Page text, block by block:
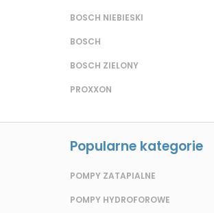
BOSCH NIEBIESKI
BOSCH
BOSCH ZIELONY
PROXXON
Popularne kategorie
POMPY ZATAPIALNE
POMPY HYDROFOROWE